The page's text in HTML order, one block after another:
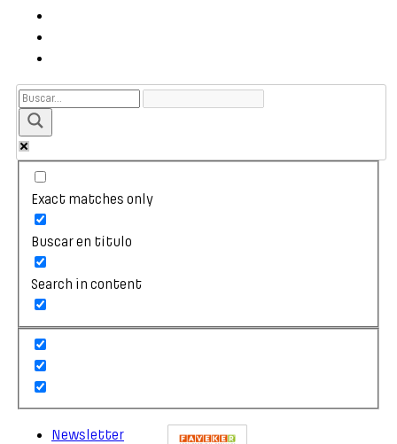
Exact matches only
Buscar en título
Search in content
Newsletter